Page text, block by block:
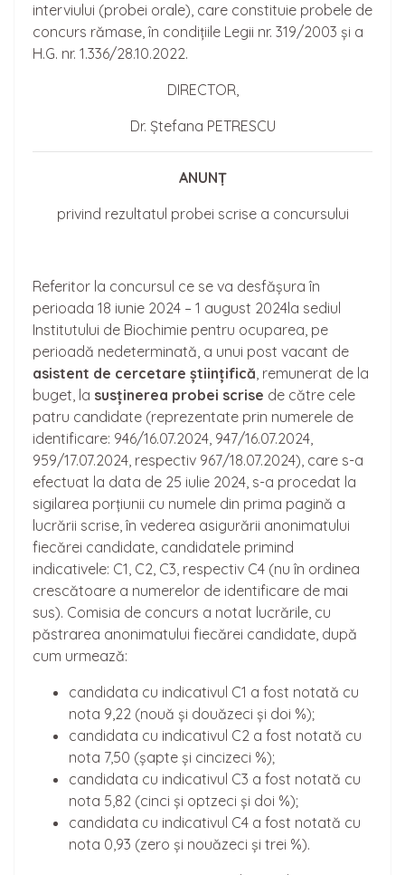
interviului (probei orale), care constituie probele de
concurs rămase, în condițiile Legii nr. 319/2003 și a
H.G. nr. 1.336/28.10.2022.
DIRECTOR,
Dr. Ștefana PETRESCU
ANUNȚ
privind rezultatul probei scrise a concursului
Referitor la concursul ce se va desfășura în
perioada 18 iunie 2024 – 1 august 2024la sediul
Institutului de Biochimie pentru ocuparea, pe
perioadă nedeterminată, a unui post vacant de
asistent de cercetare științifică, remunerat de la
buget, la susținerea probei scrise de către cele
patru candidate (reprezentate prin numerele de
identificare: 946/16.07.2024, 947/16.07.2024,
959/17.07.2024, respectiv 967/18.07.2024), care s-a
efectuat la data de 25 iulie 2024, s-a procedat la
sigilarea porțiunii cu numele din prima pagină a
lucrării scrise, în vederea asigurării anonimatului
fiecărei candidate, candidatele primind
indicativele: C1, C2, C3, respectiv C4 (nu în ordinea
crescătoare a numerelor de identificare de mai
sus). Comisia de concurs a notat lucrările, cu
păstrarea anonimatului fiecărei candidate, după
cum urmează:
candidata cu indicativul C1 a fost notată cu
nota 9,22 (nouă și douăzeci și doi %);
candidata cu indicativul C2 a fost notată cu
nota 7,50 (șapte și cincizeci %);
candidata cu indicativul C3 a fost notată cu
nota 5,82 (cinci și optzeci și doi %);
candidata cu indicativul C4 a fost notată cu
nota 0,93 (zero și nouăzeci și trei %).